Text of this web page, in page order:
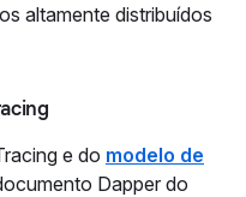
altamente distribuídos
e do modelo de
Dapper do